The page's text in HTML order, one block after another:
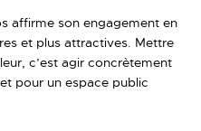
affirme son engagement en
et plus attractives. Mettre
c’est agir concrètement
pour un espace public